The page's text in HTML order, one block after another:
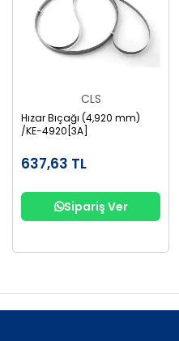
CLS
Hızar Bıçağı (4,920 mm)
/KE-4920[3A]
637,63 TL
Sipariş Ver